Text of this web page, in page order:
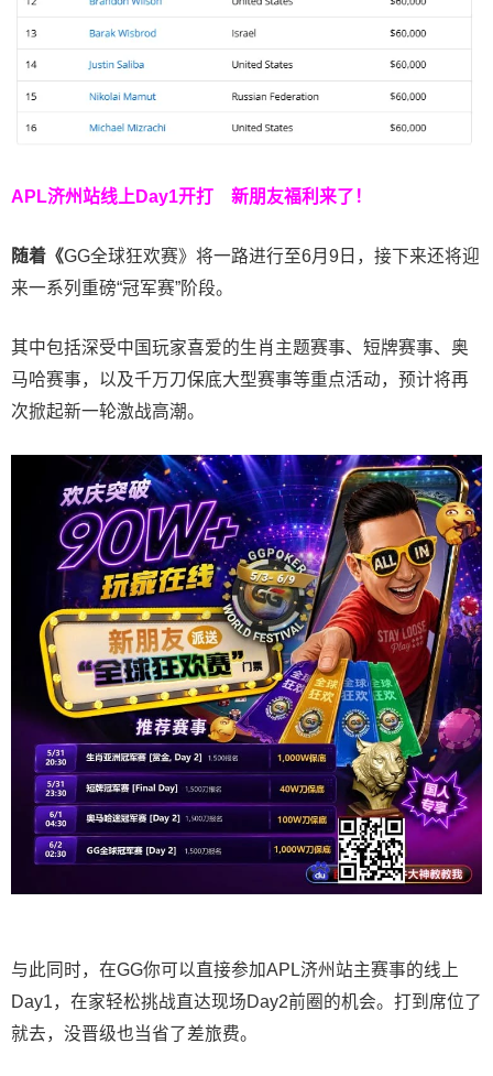
APL济州站线上Day1开打 新朋友福利来了！
随着《GG全球狂欢赛》将一路进行至6月9日，接下来还将迎
来一系列重磅“冠军赛”阶段。
其中包括深受中国玩家喜爱的生肖主题赛事、短牌赛事、奥
马哈赛事，以及千万刀保底大型赛事等重点活动，预计将再
次掀起新一轮激战高潮。
与此同时，在GG你可以直接参加APL济州站主赛事的线上
Day1，在家轻松挑战直达现场Day2前圈的机会。打到席位了
就去，没晋级也当省了差旅费。